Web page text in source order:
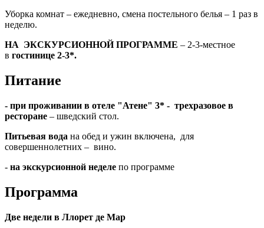
Уборка комнат – ежедневно, смена постельного белья – 1 раз в
неделю.
НА ЭКСКУРСИОННОЙ ПРОГРАММЕ – 2-3-местное
в гостинице 2-3*.
Питание
- при проживании в отеле "Атене" 3* - трехразовое в
ресторане – шведский стол.
Питьевая вода на обед и ужин включена, для
совершеннолетних – вино.
- на экскурсионной неделе по программе
Программа
Две недели в Ллорет де Мар